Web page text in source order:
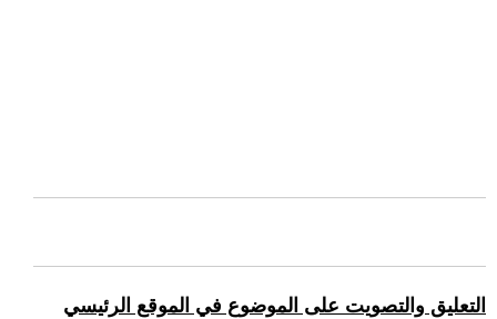
التعليق والتصويت على الموضوع في الموقع الرئيسي